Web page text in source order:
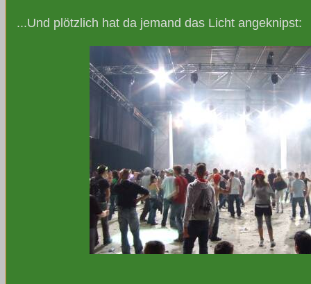
...Und plötzlich hat da jemand das Licht angeknipst: